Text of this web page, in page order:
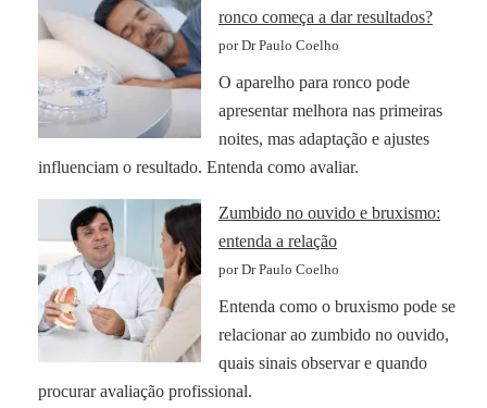
ronco começa a dar resultados?
por Dr Paulo Coelho
O aparelho para ronco pode
apresentar melhora nas primeiras
noites, mas adaptação e ajustes
influenciam o resultado. Entenda como avaliar.
Zumbido no ouvido e bruxismo:
entenda a relação
por Dr Paulo Coelho
Entenda como o bruxismo pode se
relacionar ao zumbido no ouvido,
quais sinais observar e quando
procurar avaliação profissional.